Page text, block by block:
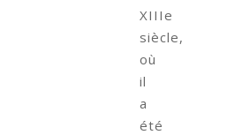
XIIIe
siècle,
où
il
a
été